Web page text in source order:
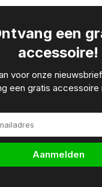
een
accessoire!
voor onze
een gratis accessoire
Aanmelden